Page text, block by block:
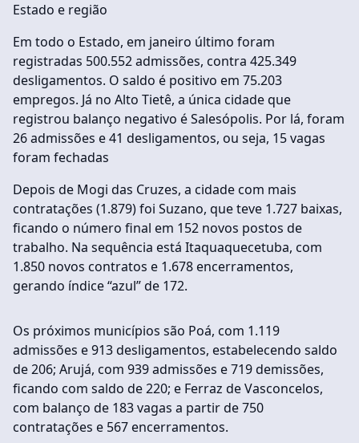
Estado e região
Em todo o Estado, em janeiro último foram
registradas 500.552 admissões, contra 425.349
desligamentos. O saldo é positivo em 75.203
empregos. Já no Alto Tietê, a única cidade que
registrou balanço negativo é Salesópolis. Por lá, foram
26 admissões e 41 desligamentos, ou seja, 15 vagas
foram fechadas
Depois de Mogi das Cruzes, a cidade com mais
contratações (1.879) foi Suzano, que teve 1.727 baixas,
ficando o número final em 152 novos postos de
trabalho. Na sequência está Itaquaquecetuba, com
1.850 novos contratos e 1.678 encerramentos,
gerando índice “azul” de 172.
Os próximos municípios são Poá, com 1.119
admissões e 913 desligamentos, estabelecendo saldo
de 206; Arujá, com 939 admissões e 719 demissões,
ficando com saldo de 220; e Ferraz de Vasconcelos,
com balanço de 183 vagas a partir de 750
contratações e 567 encerramentos.